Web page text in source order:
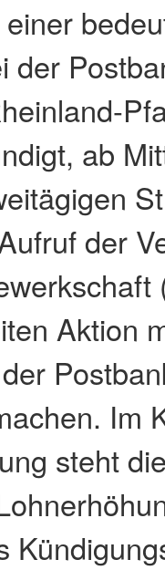
der
ab
der
Aktion
Im
steht